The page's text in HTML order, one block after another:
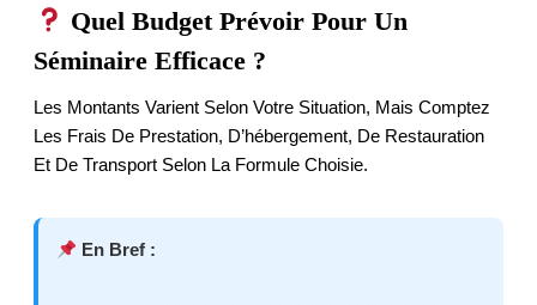
Quel Budget Prévoir Pour Un
Séminaire Efficace ?
Les Montants Varient Selon Votre Situation, Mais Comptez
Les Frais De Prestation, D’hébergement, De Restauration
Et De Transport Selon La Formule Choisie.
En Bref :